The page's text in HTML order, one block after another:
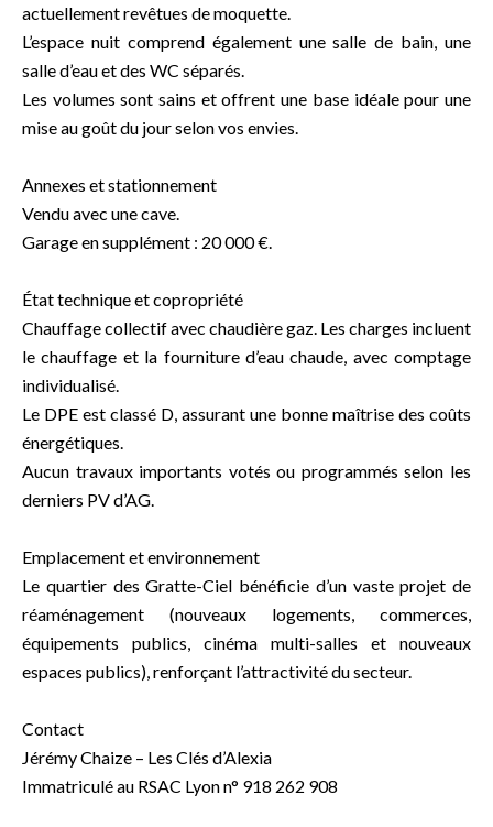
actuellement revêtues de moquette.
L’espace nuit comprend également une salle de bain, une
salle d’eau et des WC séparés.
Les volumes sont sains et offrent une base idéale pour une
mise au goût du jour selon vos envies.
Annexes et stationnement
Vendu avec une cave.
Garage en supplément : 20 000 €.
État technique et copropriété
Chauffage collectif avec chaudière gaz. Les charges incluent
le chauffage et la fourniture d’eau chaude, avec comptage
individualisé.
Le DPE est classé D, assurant une bonne maîtrise des coûts
énergétiques.
Aucun travaux importants votés ou programmés selon les
derniers PV d’AG.
Emplacement et environnement
Le quartier des Gratte-Ciel bénéficie d’un vaste projet de
réaménagement (nouveaux logements, commerces,
équipements publics, cinéma multi-salles et nouveaux
espaces publics), renforçant l’attractivité du secteur.
Contact
Jérémy Chaize – Les Clés d’Alexia
Immatriculé au RSAC Lyon n° 918 262 908